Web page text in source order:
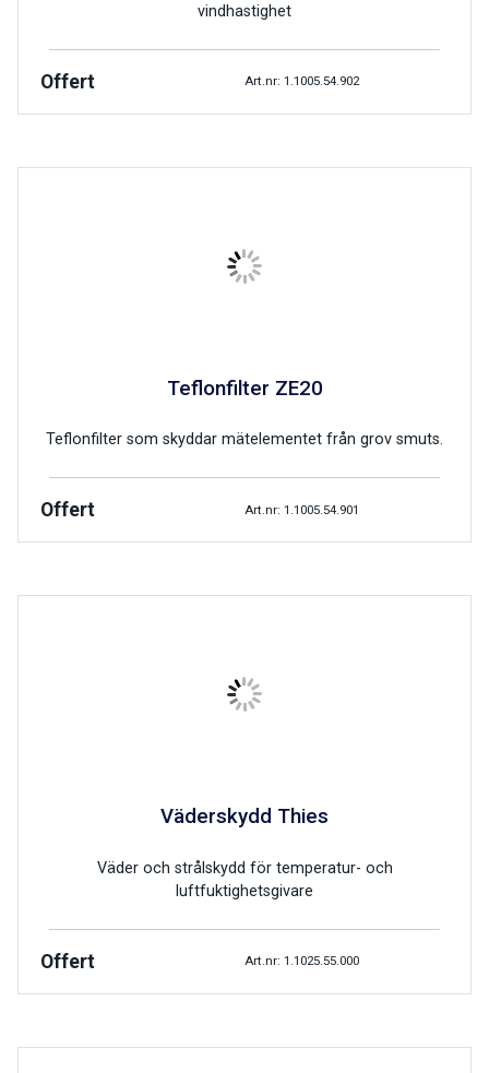
vindhastighet
Offert Art.nr: 1.1005.54.902
Teflonfilter ZE20
Teflonfilter som skyddar mätelementet från grov smuts.
Offert Art.nr: 1.1005.54.901
Väderskydd Thies
Väder och strålskydd för temperatur- och
luftfuktighetsgivare
Offert Art.nr: 1.1025.55.000